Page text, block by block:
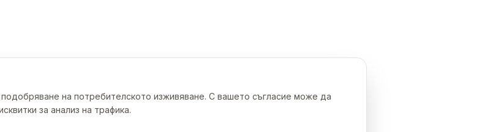
подобряване на потребителското изживяване. С вашето съгласие може да
за анализ на трафика.